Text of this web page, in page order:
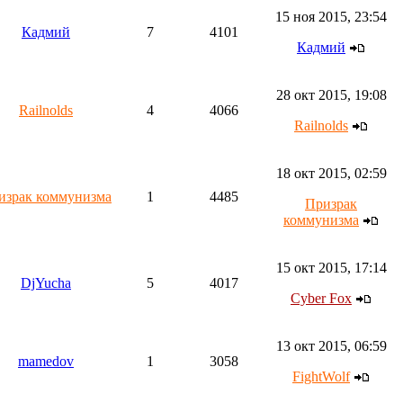
Кадмий 7 4101
15 ноя 2015, 23:54
Кадмий
Railnolds 4 4066
28 окт 2015, 19:08
Railnolds
коммунизма 1 4485
18 окт 2015, 02:59
Призрак
коммунизма
DjYucha 5 4017
15 окт 2015, 17:14
Cyber Fox
mamedov 1 3058
13 окт 2015, 06:59
FightWolf